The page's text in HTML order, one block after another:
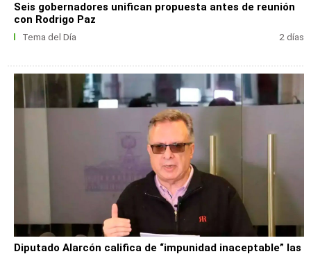
Seis gobernadores unifican propuesta antes de reunión
con Rodrigo Paz
Tema del Día 2 días
Diputado Alarcón califica de “impunidad inaceptable” las